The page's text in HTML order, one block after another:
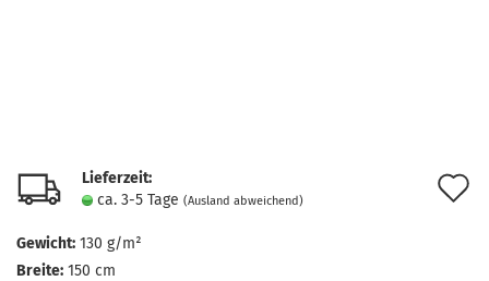
Lieferzeit:
ca. 3-5 Tage (Ausland abweichend)
Gewicht: 130 g/m²
Breite: 150 cm